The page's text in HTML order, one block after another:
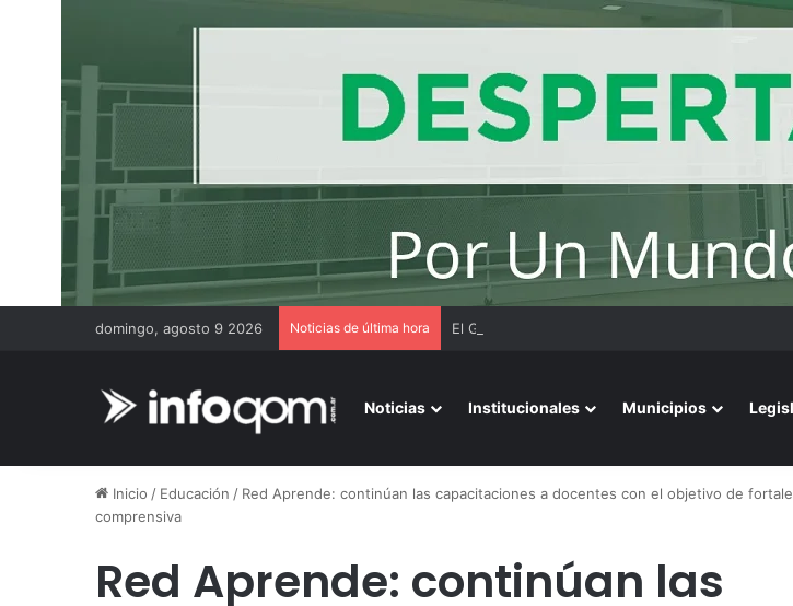
domingo, agosto 9 2026 Noticias de última hora El Gobierno asegura que renegociará la
Noticias Institucionales Municipios
Inicio / Educación / Red Aprende: continúan las capacitaciones a docentes con el objetivo de
comprensiva
Red Aprende: continúan las